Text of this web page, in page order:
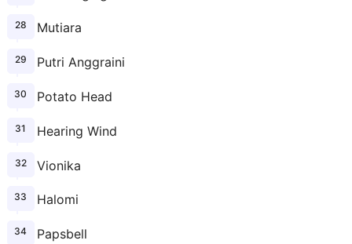
Mutiara
Putri Anggraini
Potato Head
Hearing Wind
Vionika
Halomi
Papsbell